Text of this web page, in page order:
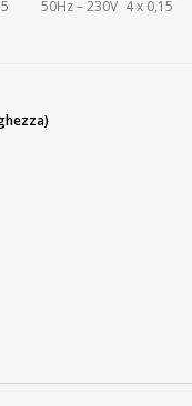
5 50Hz – 230V 4 x 0,15